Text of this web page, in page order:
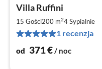
Villa Ruffini
15 Gości200 m24Sypialnie
1 recenzja
od 371€ / noc